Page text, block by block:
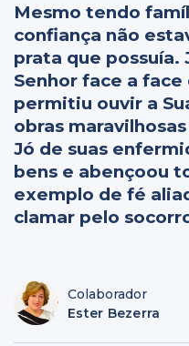
Mesmo tendo
confiança não
prata que possuía.
Senhor face a face
permitiu ouvir a
obras
Jó de suas
bens e abençoou
exemplo de fé
clamar pelo
Colaborador
Ester Bezerra